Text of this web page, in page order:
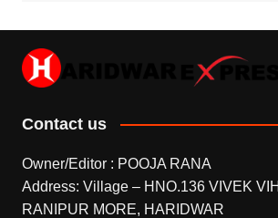
Contact us
Owner/Editor : POOJA RANA
Address: Village – HNO.136 VIVEK
RANIPUR MORE, HARIDWAR